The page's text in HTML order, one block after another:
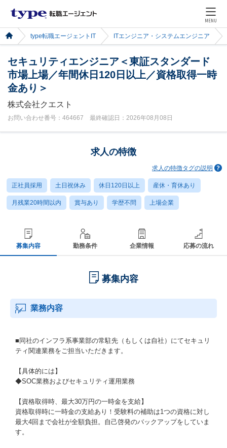
MENU
type転職エージェントIT ITエンジニア・システムエンジニア
セキュリティエンジニア＜東証スタンダード
市場上場／年間休日120日以上／資格取得一時
金あり＞
株式会社クエスト
お問い合わせ番号：464667 最終確認日：2026年08月08日
求人の特徴
求人の特徴タグの説明
正社員採用 土日祝休み 休日120日以上 産休・育休あり
月残業20時間以内 賞与あり 学歴不問 上場企業
募集内容 勤務条件 企業情報 応募の流れ
募集内容
業務内容
■同社のインフラ系事業部の常駐先（もしくは自社）にてセキュリ
ティ関連業務をご担当いただきます。
【具体的には】
◆SOC業務およびセキュリティ運用業務
【資格取得時、最大30万円の一時金を支給】
資格取得時に一時金の支給あり！受験料の補助は1つの資格に対し
最大4回まで会社が全額負担。自己啓発のバックアップをしていま
す。